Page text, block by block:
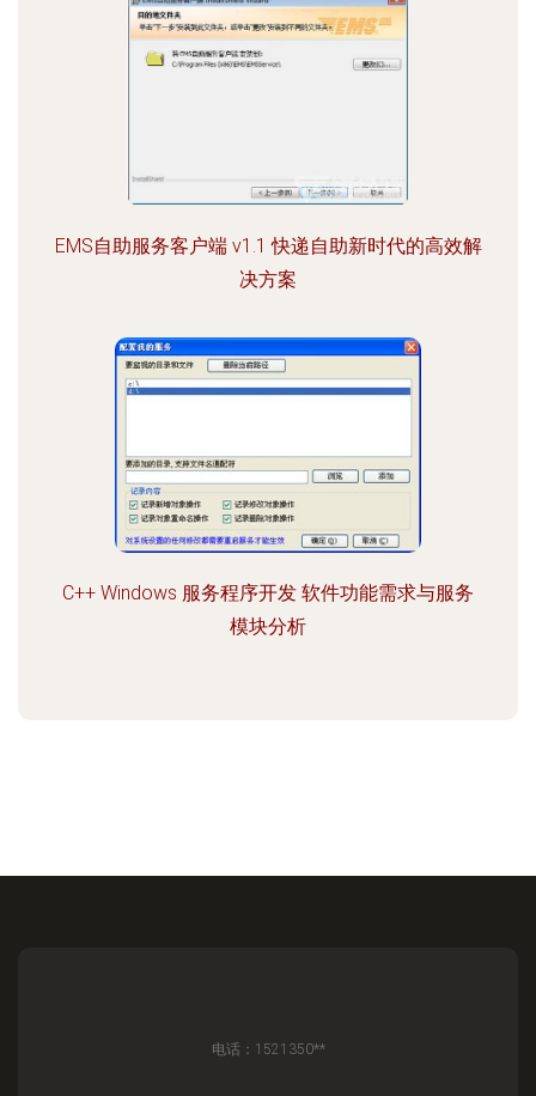
EMS自助服务客户端 v1.1 快递自助新时代的高效解
决方案
C++ Windows 服务程序开发 软件功能需求与服务
模块分析
电话：1521350**